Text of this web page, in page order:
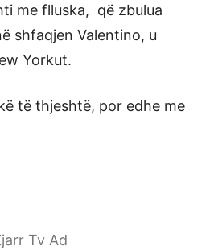
me flluska, që zbulua
shfaqjen Valentino, u
Yorkut.
të thjeshtë, por edhe me
Tv Ad